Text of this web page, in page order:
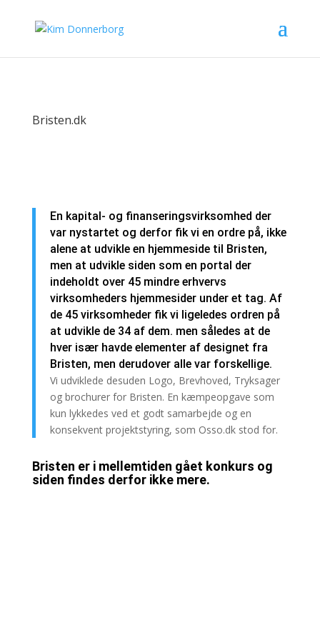
Bristen.dk
En kapital- og finanseringsvirksomhed der
var nystartet og derfor fik vi en ordre på, ikke
alene at udvikle en hjemmeside til Bristen,
men at udvikle siden som en portal der
indeholdt over 45 mindre erhvervs
virksomheders hjemmesider under et tag. Af
de 45 virksomheder fik vi ligeledes ordren på
at udvikle de 34 af dem. men således at de
hver især havde elementer af designet fra
Bristen, men derudover alle var forskellige.
Vi udviklede desuden Logo, Brevhoved, Tryksager
og brochurer for Bristen. En kæmpeopgave som
kun lykkedes ved et godt samarbejde og en
konsekvent projektstyring, som Osso.dk stod for.
Bristen er i mellemtiden gået konkurs og
siden findes derfor ikke mere.